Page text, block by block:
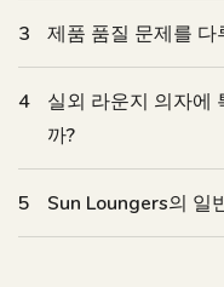
3 제품 품질 문제를
4
실외 라운지 의자에
까?
5 Sun Loungers의 일